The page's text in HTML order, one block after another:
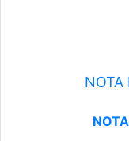
NOTA